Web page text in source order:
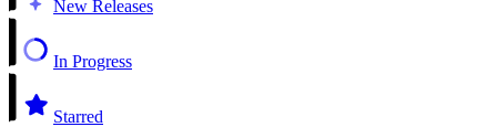
New Releases
In Progress
Starred